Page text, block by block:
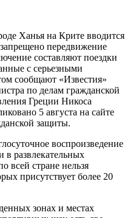
Ханья на Крите вводится
передвижение
составляют поездки
с серьезными
сообщают «Известия»
по делам гражданской
Греции Никоса
5 августа на сайте
защиты.
воспроизведение
в развлекательных
всей стране нельзя
присутствует более 20
зонах и местах